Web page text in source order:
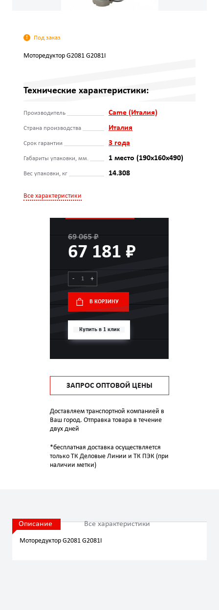
Под заказ
Моторедуктор G2081 G2081I
Технические характеристики:
Производитель Came (Италия)
Страна производства Италия
Срок гарантии 3 года
Габариты упаковки, мм. 1 место (190х160х490)
Вес упаковки, кг 14.308
Все характеристики
69 065 ₽
67 181 ₽
- +
В КОРЗИНУ
Купить в 1 клик
ЗАПРОС ОПТОВОЙ ЦЕНЫ
Доставляем транспортной компанией в
Ваш город. Отправка товара в течение
двух дней
*бесплатная доставка осуществляется
только ТК Деловые Линии и ТК ПЭК (при
наличии метки)
Описание Все характеристики
Моторедуктор G2081 G2081I